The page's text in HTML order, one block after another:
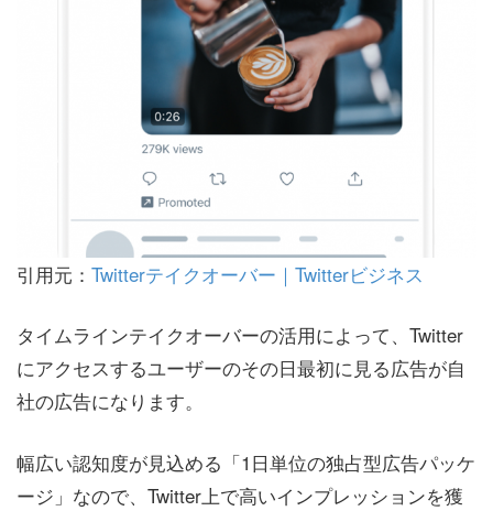
引用元： Twitterテイクオーバー｜Twitterビジネス
タイムラインテイクオーバーの活用によって、Twitter
にアクセスするユーザーのその日最初に見る広告が自
社の広告になります。
幅広い認知度が見込める「1日単位の独占型広告パッケ
ージ」なので、Twitter上で高いインプレッションを獲